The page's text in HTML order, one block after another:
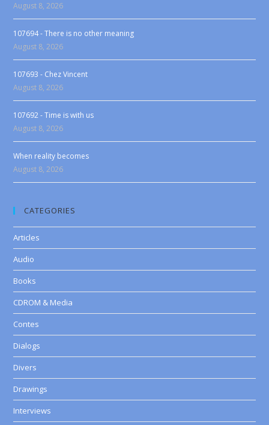
August 8, 2026
107694 - There is no other meaning
August 8, 2026
107693 - Chez Vincent
August 8, 2026
107692 - Time is with us
August 8, 2026
When reality becomes
August 8, 2026
CATEGORIES
Articles
Audio
Books
CDROM & Media
Contes
Dialogs
Divers
Drawings
Interviews